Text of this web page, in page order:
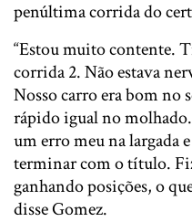
penúltima corrida do
“Estou muito contente.
corrida 2. Não estava
Nosso carro era bom no
rápido igual no
um erro meu na largada
terminar com o título.
ganhando posições, o
disse Gomez.